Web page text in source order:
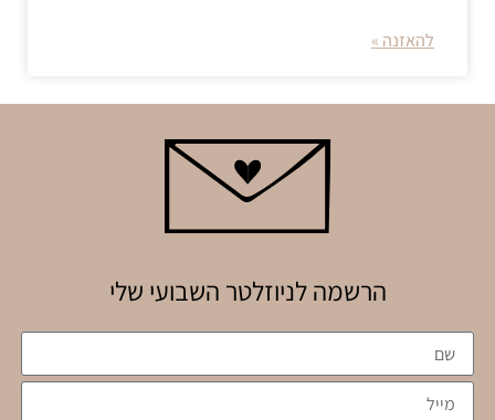
להאזנה »
הרשמה לניוזלטר השבועי שלי